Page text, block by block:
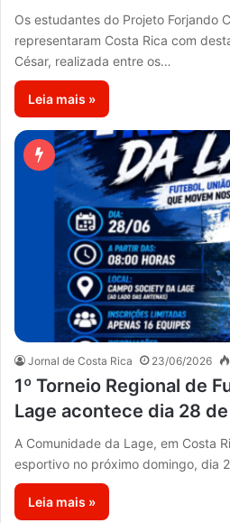
Os estudantes do Projeto Forjando
representaram Costa Rica com
César, realizada entre os…
Leia mais »
Jornal de Costa Rica 23/06/2026
1º Torneio Regional de
Lage acontece dia 28
A Comunidade da Lage, em Costa
esportivo no próximo domingo, dia
Leia mais »